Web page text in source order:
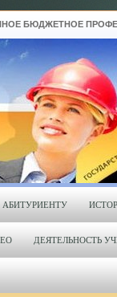
БЮДЖЕТНОЕ
АБИТУРИЕНТУ
ДЕЯТЕЛЬНОСТЬ